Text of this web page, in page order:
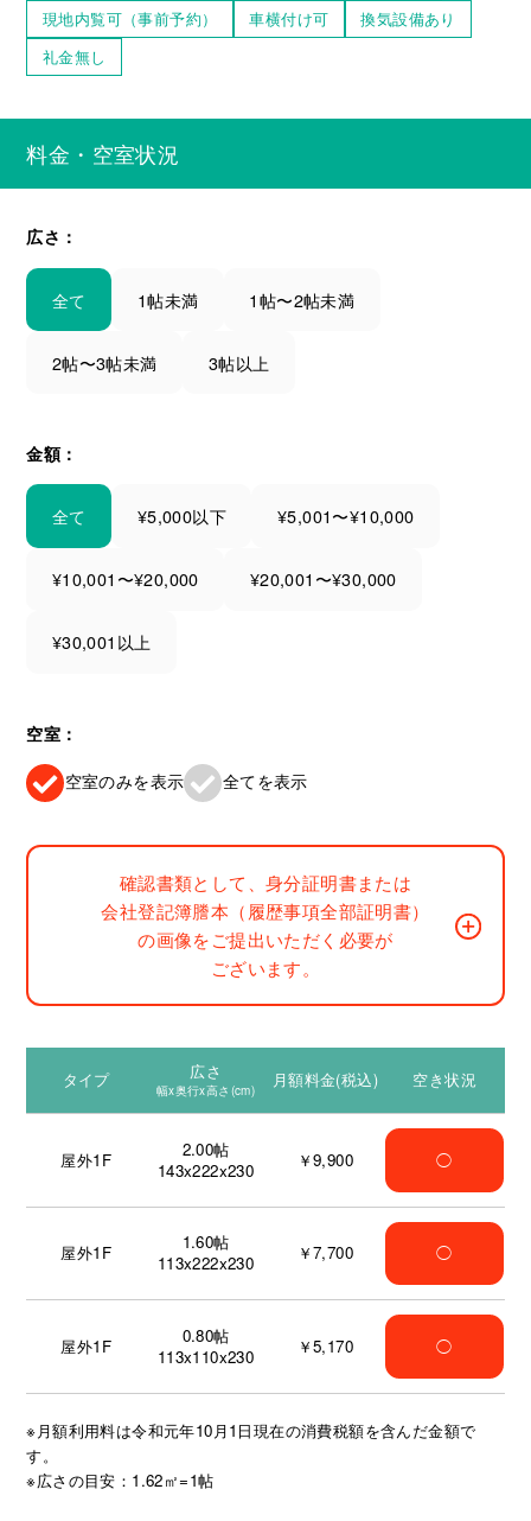
現地内覧可（事前予約）
車横付け可
換気設備あり
礼金無し
料金・空室状況
広さ：
全て 1帖未満 1帖〜2帖未満
2帖〜3帖未満 3帖以上
金額：
全て ¥5,000以下 ¥5,001〜¥10,000
¥10,001〜¥20,000 ¥20,001〜¥30,000
¥30,001以上
空室：
空室のみを表示 全てを表示
確認書類として、身分証明書または
会社登記簿謄本（履歴事項全部証明書）
の画像をご提出いただく必要が
ございます。
タイプ 広さ
幅x奥行x高さ(cm) 月額料金(税込) 空き状況
屋外1F 2.00帖
143x222x230
￥9,900 ◯
屋外1F 1.60帖
113x222x230
￥7,700 ◯
屋外1F 0.80帖
113x110x230
￥5,170 ◯
※月額利用料は令和元年10月1日現在の消費税額を含んだ金額で
す。
※広さの目安：1.62㎡=1帖